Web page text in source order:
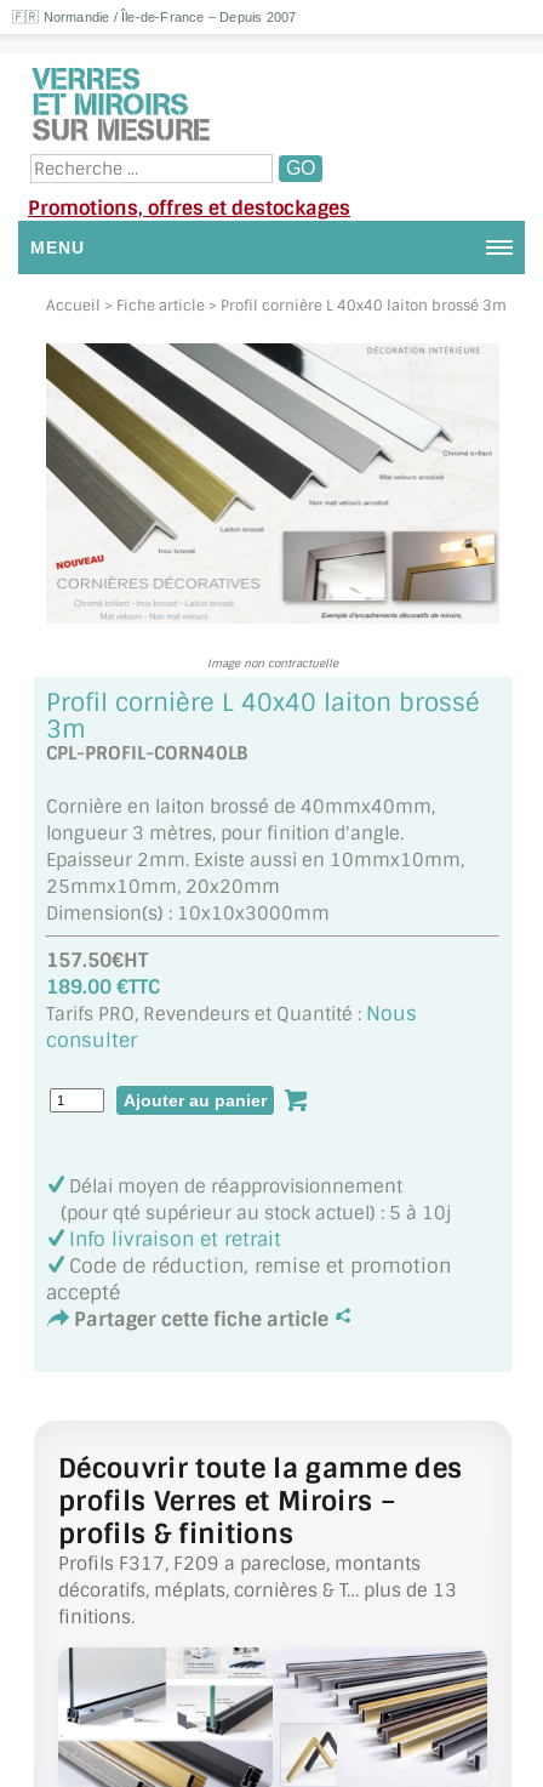
🇫🇷 Normandie / Île-de-France – Depuis 2007
Promotions, offres et destockages
MENU
NOUS CONTACTER
MON COMPTE / SE CONNECTER
DEMANDE DE DEVIS
SUIVI DE DEVIS
SUIVI DE COMMANDE
TOUS LES TARIFS AU M2
GUIDE : CHOIX PAR UTILISATION
INSPIRATIONS ET NOUVEAUTÉS
AMBIANCE LAITON BROSSÉ
MIROIR SUR MESURE
MIROIR VIEILLI
MIROIR DÉCORATIF DE COULEUR
LOTS DE MIROIRS EN MOZAÏQUE
MIROIR POUR PORTE
MIROIR DE SALLE DE BAIN
MIROIR POUR SALLE DE SPORT
MIROIR POUR SALLE DE DANSE
MIROIR ENCADRÉ
VERRE EXTRACLAIR
VERRE TREMPÉ (SÉCURIT)
PAROI DE DOUCHE
VERRE ANTI-REFLET
VERRE LAQUÉ/CRÉDENCE
Accueil > Fiche article > Profil cornière L 40x40 laiton brossé 3m
Image non contractuelle
Profil cornière L 40x40 laiton brossé
3m
CPL-PROFIL-CORN40LB
Cornière en laiton brossé de 40mmx40mm,
longueur 3 mètres, pour finition d'angle.
Epaisseur 2mm. Existe aussi en 10mmx10mm,
25mmx10mm, 20x20mm
Dimension(s) : 10x10x3000mm
157.50€HT
189.00 €TTC
Tarifs PRO, Revendeurs et Quantité : Nous
consulter
Délai moyen de réapprovisionnement
(pour qté supérieur au stock actuel) : 5 à 10j
Info livraison et retrait
Code de réduction, remise et promotion
accepté
Partager cette fiche article
Découvrir toute la gamme des
profils Verres et Miroirs –
profils & finitions
Profils F317, F209 a pareclose, montants
décoratifs, méplats, cornières & T… plus de 13
finitions.